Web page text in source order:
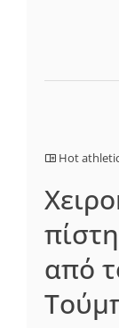
Hot
από